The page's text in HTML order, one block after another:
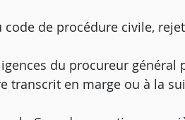
code de procédure civile,
du procureur général
transcrit en marge ou à la